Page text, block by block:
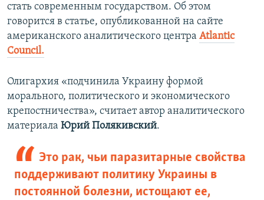
стать современным государством. Об этом
говорится в статье, опубликованной на сайте
американского аналитического центра Atlantic
Council.
Олигархия «подчинила Украину формой
морального, политического и экономического
крепостничества», считает автор аналитического
материала Юрий Полякивский.
Это рак, чьи паразитарные свойства
поддерживают политику Украины в
постоянной болезни, истощают ее,